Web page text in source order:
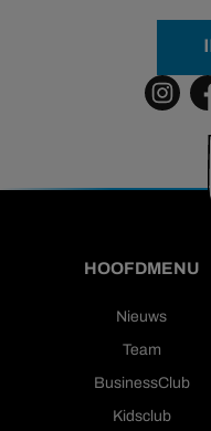
HOOFDMENU
Nieuws
Team
BusinessClub
Kidsclub